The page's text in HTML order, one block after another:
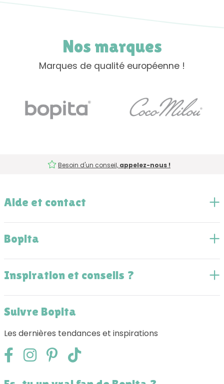
Nos marques
Marques de qualité européenne !
Besoin d'un conseil, appelez-nous !
Aide et contact
Bopita
Inspiration et conseils ?
Suivre Bopita
Les dernières tendances et inspirations